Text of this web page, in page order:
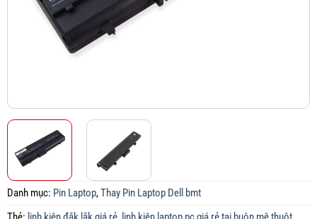
Danh mục: Pin Laptop,Thay Pin Laptop Dell bmt